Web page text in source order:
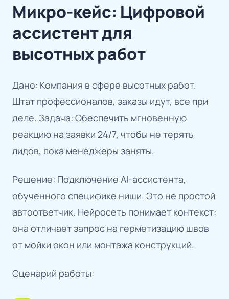
Микро-кейс: Цифровой
ассистент для
высотных работ
Дано: Компания в сфере высотных работ.
Штат профессионалов, заказы идут, все при
деле. Задача: Обеспечить мгновенную
реакцию на заявки 24/7, чтобы не терять
лидов, пока менеджеры заняты.
Решение: Подключение AI-ассистента,
обученного специфике ниши. Это не простой
автоответчик. Нейросеть понимает контекст:
она отличает запрос на герметизацию швов
от мойки окон или монтажа конструкций.
Сценарий работы: